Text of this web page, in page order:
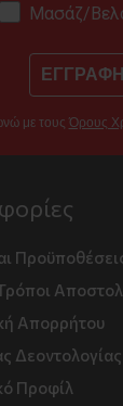
Μασάζ/
ΕΓΓΡΑΦΗ
με τους Όρους
Απορρήτου
Δεοντολογίας
Προφίλ